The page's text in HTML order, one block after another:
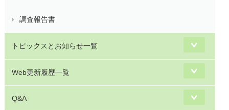
調査報告書
トピックスとお知らせ一覧
Web更新履歴一覧
Q&A